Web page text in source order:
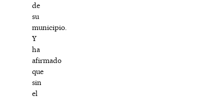
de
su
municipio.
Y
ha
afirmado
que
sin
el